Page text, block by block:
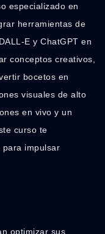
especializado en
herramientas de
E y ChatGPT en
conceptos creativos,
bocetos en
visuales de alto
en vivo y un
curso te
para impulsar
optimizar sus